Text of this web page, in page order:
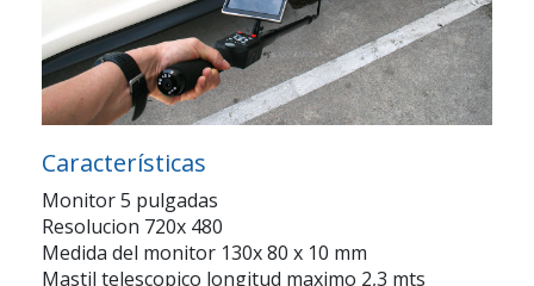
Características
Monitor 5 pulgadas
Resolucion 720x 480
Medida del monitor 130x 80 x 10 mm
Mastil telescopico longitud maximo 2,3 mts